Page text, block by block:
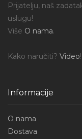
Prijatelju, naš
uslugu!
Više O nama.
Kako naručiti? Video!
Informacije
O nama
Dostava